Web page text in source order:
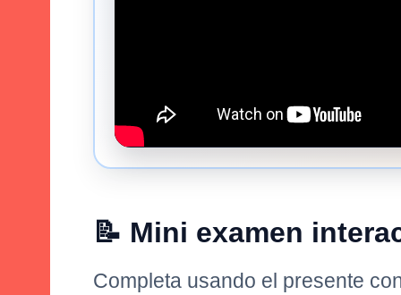
📝 Mini examen
Completa usando el presente